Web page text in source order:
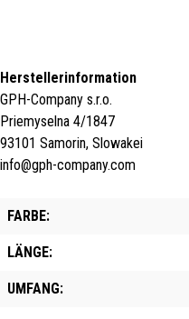
Herstellerinformation
GPH-Company s.r.o.
Priemyselna 4/1847
93101 Samorin, Slowakei
info@gph-company.com
FARBE:
LÄNGE:
UMFANG: